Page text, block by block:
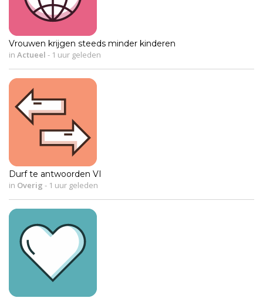
Vrouwen krijgen steeds minder kinderen
in Actueel - 1 uur geleden
Durf te antwoorden VI
in Overig - 1 uur geleden